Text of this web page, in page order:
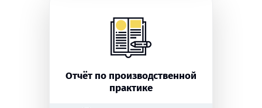
Отчёт по производственной
практике